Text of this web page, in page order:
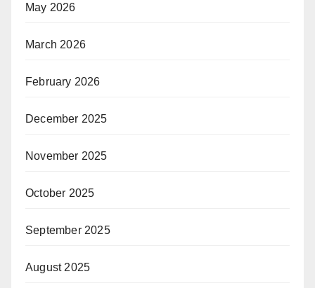
May 2026
March 2026
February 2026
December 2025
November 2025
October 2025
September 2025
August 2025